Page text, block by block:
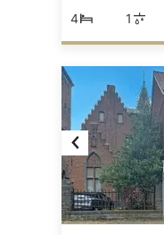
4 1
Previous